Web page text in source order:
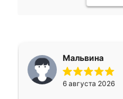
Мальвина
6 августа 2026